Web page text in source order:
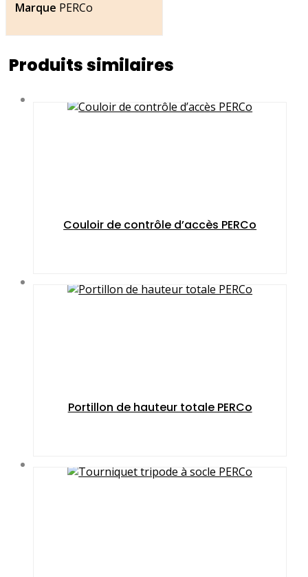
Marque PERCo
Produits similaires
Couloir de contrôle d’accès PERCo
Portillon de hauteur totale PERCo